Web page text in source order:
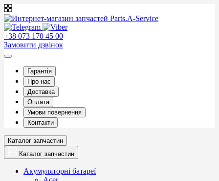
+38 073 170 45 00
Замовити дзвінок
Гарантія
Про нас
Доставка
Оплата
Умови повернення
Контакти
Каталог запчастин
Каталог запчастин
Акумуляторні батареї